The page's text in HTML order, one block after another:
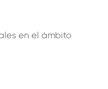
en el ámbito